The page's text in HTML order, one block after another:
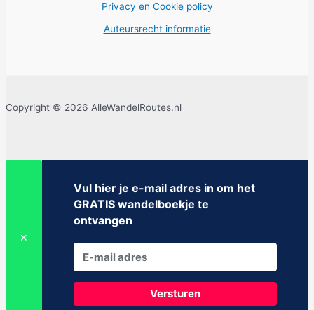
Privacy en Cookie policy
Auteursrecht informatie
Copyright © 2026 AlleWandelRoutes.nl
✕
Vul hier je e-mail adres in om het
GRATIS wandelboekje te
ontvangen
Versturen